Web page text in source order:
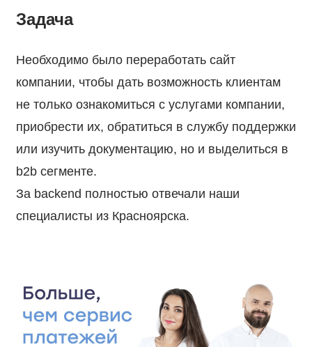
Задача
Необходимо было переработать сайт
компании, чтобы дать возможность клиентам
не только ознакомиться с услугами компании,
приобрести их, обратиться в службу поддержки
или изучить документацию, но и выделиться в
b2b сегменте.
За backend полностью отвечали наши
специалисты из Красноярска.